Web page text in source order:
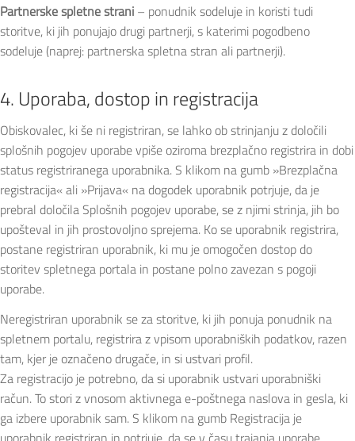
Partnerske spletne strani – ponudnik sodeluje in koristi tudi
storitve, ki jih ponujajo drugi partnerji, s katerimi pogodbeno
sodeluje (naprej: partnerska spletna stran ali partnerji).
4. Uporaba, dostop in registracija
Obiskovalec, ki še ni registriran, se lahko ob strinjanju z določili
splošnih pogojev uporabe vpiše oziroma brezplačno registrira in dobi
status registriranega uporabnika. S klikom na gumb »Brezplačna
registracija« ali »Prijava« na dogodek uporabnik potrjuje, da je
prebral določila Splošnih pogojev uporabe, se z njimi strinja, jih bo
upošteval in jih prostovoljno sprejema. Ko se uporabnik registrira,
postane registriran uporabnik, ki mu je omogočen dostop do
storitev spletnega portala in postane polno zavezan s pogoji
uporabe.
Neregistriran uporabnik se za storitve, ki jih ponuja ponudnik na
spletnem portalu, registrira z vpisom uporabniških podatkov, razen
tam, kjer je označeno drugače, in si ustvari profil.
Za registracijo je potrebno, da si uporabnik ustvari uporabniški
račun. To stori z vnosom aktivnega e-poštnega naslova in gesla, ki
ga izbere uporabnik sam. S klikom na gumb Registracija je